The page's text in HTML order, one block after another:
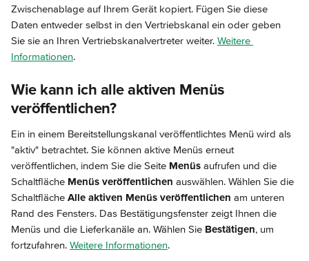
Zwischenablage auf Ihrem Gerät kopiert. Fügen Sie diese
Daten entweder selbst in den Vertriebskanal ein oder geben
Sie sie an Ihren Vertriebskanalvertreter weiter. Weitere
Informationen.
Wie kann ich alle aktiven Menüs
veröffentlichen?
Ein in einem Bereitstellungskanal veröffentlichtes Menü wird als
"aktiv" betrachtet. Sie können aktive Menüs erneut
veröffentlichen, indem Sie die Seite Menüs aufrufen und die
Schaltfläche Menüs veröffentlichen auswählen. Wählen Sie die
Schaltfläche Alle aktiven Menüs veröffentlichen am unteren
Rand des Fensters. Das Bestätigungsfenster zeigt Ihnen die
Menüs und die Lieferkanäle an. Wählen Sie Bestätigen, um
fortzufahren. Weitere Informationen.